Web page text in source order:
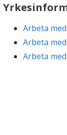
Arbeta
Arbeta
Arbeta